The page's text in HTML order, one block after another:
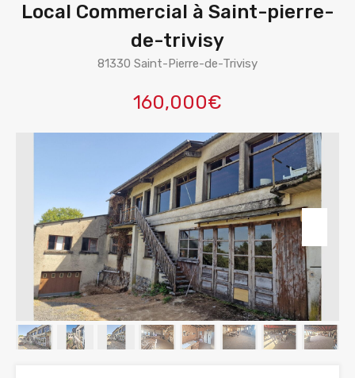
Local Commercial à Saint-pierre-
de-trivisy
81330 Saint-Pierre-de-Trivisy
160,000€